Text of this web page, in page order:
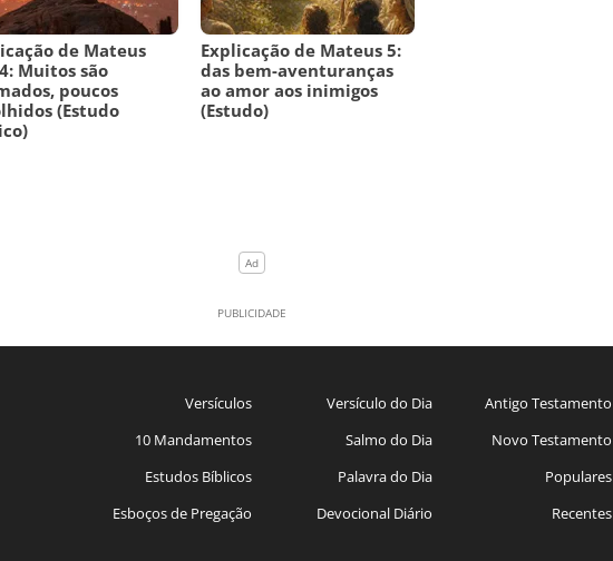
de Mateus
Muitos são
poucos
(Estudo
Explicação de Mateus 5:
das bem-aventuranças
ao amor aos inimigos
(Estudo)
Versículos
10 Mandamentos
Estudos Bíblicos
Esboços de Pregação
Versículo do Dia
Salmo do Dia
Palavra do Dia
Devocional Diário
Antigo Testamento
Novo Testamento
Populares
Recentes